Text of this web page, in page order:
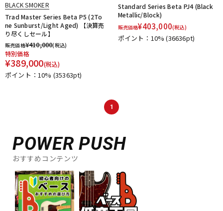
BLACK SMOKER
Trad Master Series Beta P5 (2To
ne Sunburst/Light Aged) 【決算売
り尽くしセール】
販売価格¥410,000(税込)
特別価格
¥389,000(税込)
ポイント：10% (35363pt)
Standard Series Beta PJ4 (Black
Metallic/Block)
販売価格¥403,000(税込)
ポイント：10%(36636pt)
1
POWER PUSH
おすすめコンテンツ